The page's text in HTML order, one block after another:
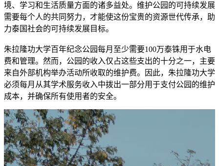
境、学习和生活质量方面的诸多益处。维护公园的可持续发展
需要每个人的共同努力，才能使这份宝贵的资源世代传承，助
力泰国社会的可持续发展目标。
朱拉隆功大学百年纪念公园每月至少需要100万泰铢用于水电
费和管理。然而，公园的收入仅占这些支出的十分之一，主要
来自外部机构举办活动所收取的维护费。因此，朱拉隆功大学
必须每月从其学术服务收入中拨出一部分用于支付公园的维护
成本，并确保所有使用者的安全。